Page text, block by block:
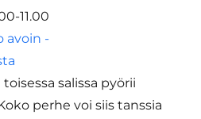
11.00
avoin -
salissa pyörii
perhe voi siis tanssia